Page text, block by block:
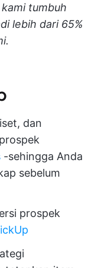
tumbuh
lebih dari 65%
dan
-sehingga Anda
sebelum
prospek